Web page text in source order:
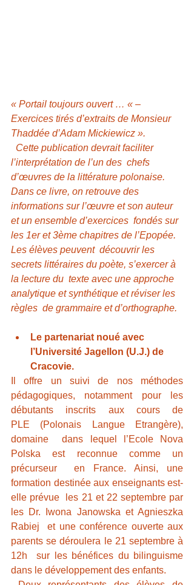
« Portail toujours ouvert … « –
Exercices tirés d’extraits de Monsieur
Thaddée d’Adam Mickiewicz ».
Cette publication devrait faciliter
l’interprétation de l’un des  chefs
d’œuvres de la littérature polonaise.
Dans ce livre, on retrouve des
informations sur l’œuvre et son auteur
et un ensemble d’exercices  fondés sur
les 1er et 3ème chapitres de l’Epopée.
Les élèves peuvent  découvrir les
secrets littéraires du poète, s’exercer à
la lecture du  texte avec une approche
analytique et synthétique et réviser les
règles  de grammaire et d’orthographe.
Le partenariat noué avec
l’Université Jagellon (U.J.) de
Cracovie.
Il offre un suivi de nos méthodes
pédagogiques, notamment pour les
débutants inscrits aux cours de
PLE (Polonais Langue Etrangère),
domaine  dans lequel l’Ecole Nova
Polska est reconnue comme un
précurseur  en France. Ainsi, une
formation destinée aux enseignants est-
elle prévue  les 21 et 22 septembre par
les Dr. Iwona Janowska et Agnieszka
Rabiej  et une conférence ouverte aux
parents se déroulera le 21 septembre à
12h  sur les bénéfices du bilinguisme
dans le développement des enfants.